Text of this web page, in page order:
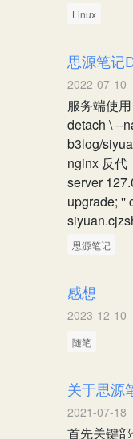
Linux
思源笔记
2022-07-10
服务端使
detach \ --
b3log/
nginx 反代
server
upgrade; ''
思源笔记
感想
2023-12-10
随笔
关于思源
2021-07-18
首先关键